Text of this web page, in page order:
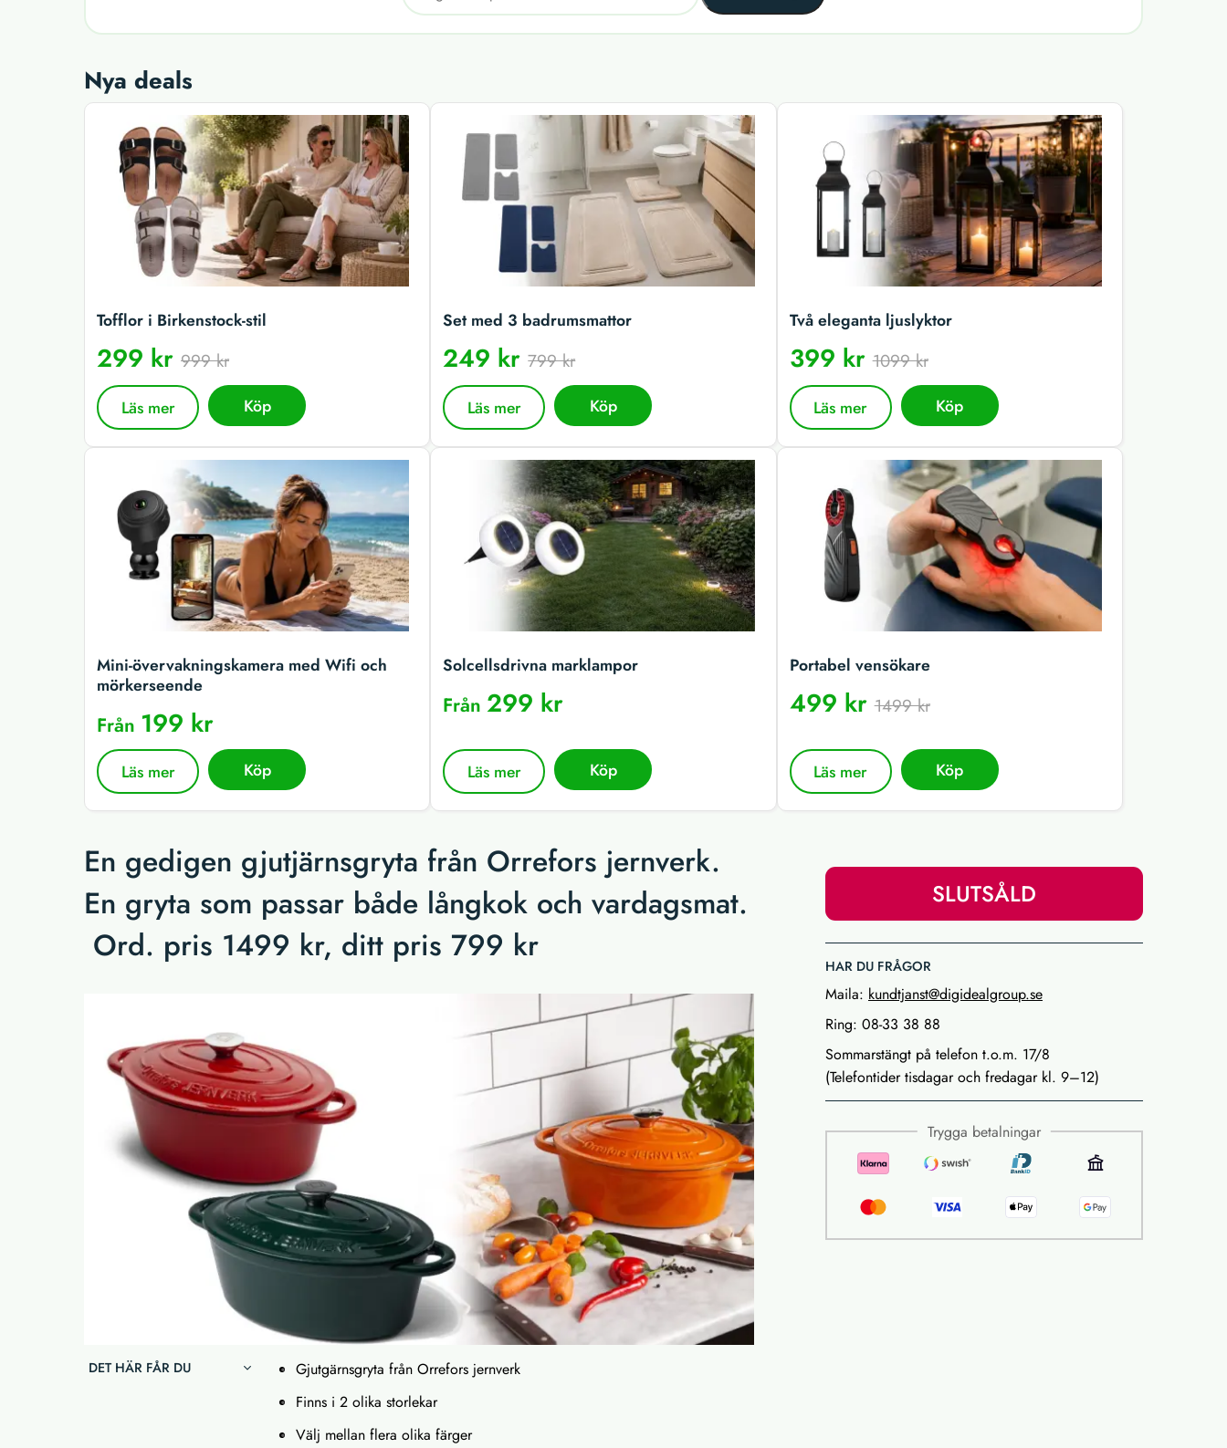
Nya deals
Tofflor i Birkenstock-stil
299 kr 999 kr
Läs mer Köp
Set med 3 badrumsmattor
249 kr799 kr
Läs mer Köp
Två eleganta ljuslyktor
399 kr1099 kr
Läs mer Köp
Mini-övervakningskamera med Wifi och
mörkerseende
Från 199 kr
Läs mer Köp
Solcellsdrivna marklampor
Från299 kr
Läs mer Köp
Portabel vensökare
499 kr1499 kr
Läs mer Köp
En gedigen gjutjärnsgryta från Orrefors jernverk.
En gryta som passar både långkok och vardagsmat.
Ord. pris 1499 kr, ditt pris 799 kr
SLUTSÅLD
HAR DU FRÅGOR
Maila: kundtjanst@digidealgroup.se
Ring: 08-33 38 88
Sommarstängt på telefon t.o.m. 17/8
(Telefontider tisdagar och fredagar kl. 9–12)
Trygga betalningar
DET HÄR FÅR DU
Gjutgärnsgryta från Orrefors jernverk
Finns i 2 olika storlekar
Välj mellan flera olika färger